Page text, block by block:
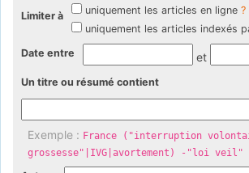
Limiter à uniquement les articles en ligne ?
uniquement les articles indexés
Date entre et
Un titre ou résumé contient
Exemple : France ("interruption
grossesse"|IVG|avortement) -"loi veil"